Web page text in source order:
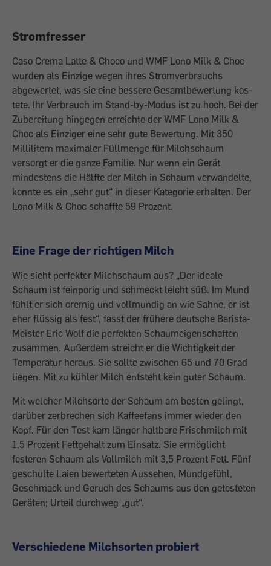
Stromfresser
Caso Crema Latte & Choco und WMF Lono Milk & Choc
wurden als Einzige wegen ­ihres Stromverbrauchs
abgewertet, was sie eine bessere Gesamtbewertung kos­
tete. Ihr Verbrauch im Stand-by-Modus ist zu hoch. Bei der
Zubereitung hingegen ­erreichte der WMF Lono Milk &
Choc als Einziger eine sehr gute Bewertung. Mit 350
Millilitern maximaler Füllmenge für Milchschaum
versorgt er die ganze Familie. Nur wenn ein Gerät
mindestens die Hälfte der Milch in Schaum verwandelte,
konnte es ein „sehr gut“ in dieser Kategorie erhalten. Der
Lono Milk & Choc schaffte 59 Prozent.
Eine Frage der richtigen Milch
Wie sieht perfekter Milchschaum aus? „Der ideale
Schaum ist feinporig und schmeckt leicht süß. Im Mund
fühlt er sich cremig und vollmundig an wie Sahne, er ist
eher flüssig als fest“, fasst der frühere deutsche Barista-
Meister Eric Wolf die perfekten Schaumeigenschaften
zusammen. Außerdem streicht er die Wichtigkeit der
Temperatur heraus. Sie sollte zwischen 65 und 70 Grad
liegen. Mit zu kühler Milch entsteht kein guter Schaum.
Mit welcher Milchsorte der Schaum am besten gelingt,
darüber zerbrechen sich Kaffeefans immer wieder den
Kopf. Für den Test kam länger haltbare Frischmilch mit
1,5 Prozent Fettgehalt zum Einsatz. Sie ermöglicht
festeren Schaum als Vollmilch mit 3,5 Prozent Fett. Fünf
geschulte Laien bewerteten Aussehen, Mundgefühl,
Geschmack und Geruch des Schaums aus den getesteten
Geräten; Urteil durchweg „gut“.
Verschiedene Milchsorten probiert